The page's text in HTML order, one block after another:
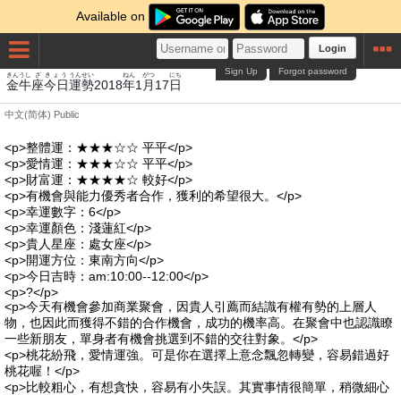
Available on
Login
Forgot password
Sign Up
金
きん
牛
うし
座
ざ
今日
きょう
運勢
うんせい
2018年
ねん
1 月
がつ
17日
にち
中文(简体) Public
<p>整體運：★★★☆☆ 平平</p>
<p>愛情運：★★★☆☆ 平平</p>
<p>財富運：★★★★☆ 較好</p>
<p>有機會與能力優秀者合作，獲利的希望很大。</p>
<p>幸運數字：6</p>
<p>幸運顏色：淺蓮紅</p>
<p>貴人星座：處女座</p>
<p>開運方位：東南方向</p>
<p>今日吉時：am:10:00--12:00</p>
<p>?</p>
<p>今天有機會參加商業聚會，因貴人引薦而結識有權有勢的上層人
物，也因此而獲得不錯的合作機會，成功的機率高。在聚會中也認識瞭
一些新朋友，單身者有機會挑選到不錯的交往對象。</p>
<p>桃花紛飛，愛情運強。可是你在選擇上意念飄忽轉變，容易錯過好
桃花喔！</p>
<p>比較粗心，有想貪快，容易有小失誤。其實事情很簡單，稍微細心